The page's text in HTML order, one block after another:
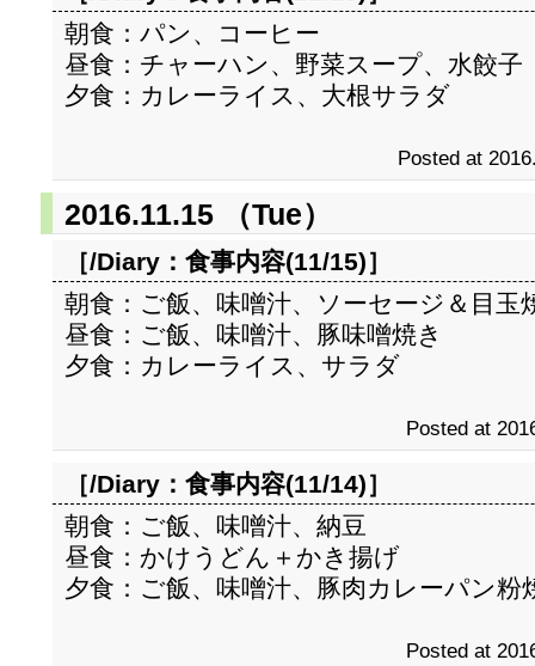
朝食：パン、コーヒー
昼食：チャーハン、野菜スープ、水餃子
夕食：カレーライス、大根サラダ
Posted at
2016.11.15 （Tue）
［/Diary： 食事内容(11/15)］
朝食：ご飯、味噌汁、ソーセージ＆目玉
昼食：ご飯、味噌汁、豚味噌焼き
夕食：カレーライス、サラダ
Posted at
［/Diary： 食事内容(11/14)］
朝食：ご飯、味噌汁、納豆
昼食：かけうどん＋かき揚げ
夕食：ご飯、味噌汁、豚肉カレーパン粉
Posted at